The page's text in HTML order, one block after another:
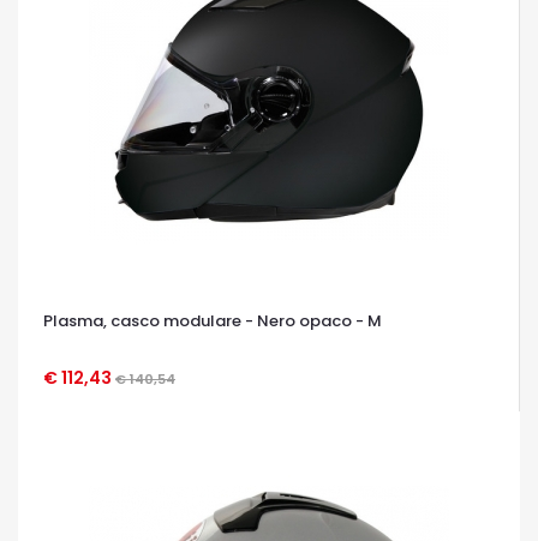
Plasma, casco modulare - Nero opaco - M
€ 112,43 € 140,54
OCCHIATA VELOCE